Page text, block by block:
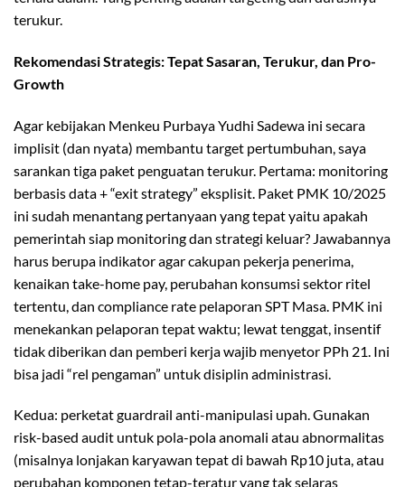
terukur.
Rekomendasi Strategis: Tepat Sasaran, Terukur, dan Pro-
Growth
Agar kebijakan Menkeu Purbaya Yudhi Sadewa ini secara
implisit (dan nyata) membantu target pertumbuhan, saya
sarankan tiga paket penguatan terukur. Pertama: monitoring
berbasis data + “exit strategy” eksplisit. Paket PMK 10/2025
ini sudah menantang pertanyaan yang tepat yaitu apakah
pemerintah siap monitoring dan strategi keluar? Jawabannya
harus berupa indikator agar cakupan pekerja penerima,
kenaikan take-home pay, perubahan konsumsi sektor ritel
tertentu, dan compliance rate pelaporan SPT Masa. PMK ini
menekankan pelaporan tepat waktu; lewat tenggat, insentif
tidak diberikan dan pemberi kerja wajib menyetor PPh 21. Ini
bisa jadi “rel pengaman” untuk disiplin administrasi.
Kedua: perketat guardrail anti-manipulasi upah. Gunakan
risk-based audit untuk pola-pola anomali atau abnormalitas
(misalnya lonjakan karyawan tepat di bawah Rp10 juta, atau
perubahan komponen tetap-teratur yang tak selaras